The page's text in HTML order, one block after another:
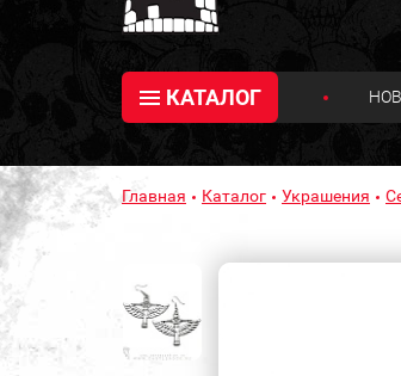
КАТАЛОГ
Главная Каталог Украшения